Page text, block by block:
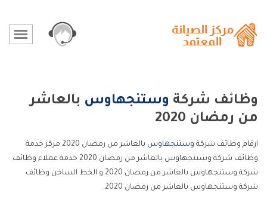
وظائف شركة وستنجهاوس بالعاشر
من رمضان 2020
ارقام وظائف شركة وستنجهاوس
بالعاشر من رمضان 2020 مركز خدمة
وظائف شركة وستنجهاوس بالعاشر من رمضان 2020 خدمة عملاء وظائف
شركة وستنجهاوس بالعاشر من رمضان 2020 و الخط الساخن وظائف
شركة وستنجهاوس بالعاشر من رمضان 2020.